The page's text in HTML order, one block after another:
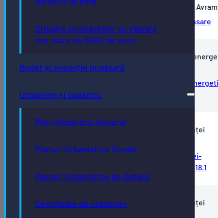
Situația contractelor cu valoare
mai mare de 5000 de euro
Buget și execuție bugetară
Urbanism și cadastru
Plan Urbanistic General
Planuri Urbanistice Zonale
Planuri Urbanistice de Detaliu
Certificate de urbanism
eficientei energetice a clădirilor Școlii gimnaziale
PNRR-Avram-Iancu-Comunicat-de-presa-lansare
PNRR - Comunicat de presa Cresterea eficientei
cladirii Gradinitei nr. 7
Comunicat-de-presa-Cresterea-eficientei-
a-cladirii-Gradinitei-nr.-7
PNRR - Comunicat de presa Îmbunătățirea eficienței
Comunicat-de-presa-Imbunatatirea-eficientei-
energetice-a-blocurilor-de-locuinte-Bistrita-18.1
PNRR - Comunicat de presa Îmbunătățirea eficienței